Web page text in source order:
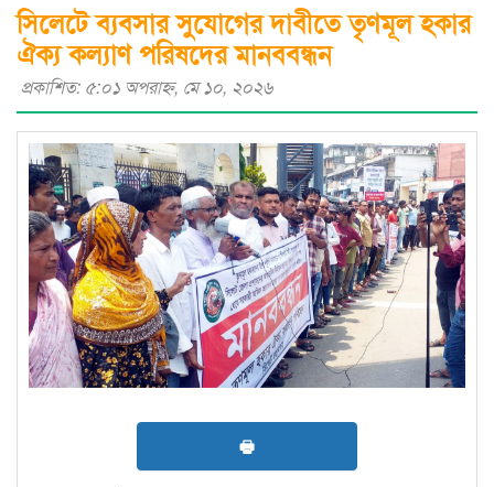
সিলেটে ব্যবসার সুযোগের দাবীতে তৃণমূল হকার
ঐক্য কল্যাণ পরিষদের মানববন্ধন
প্রকাশিত: ৫:০১ অপরাহ্ণ, মে ১০, ২০২৬
🖶